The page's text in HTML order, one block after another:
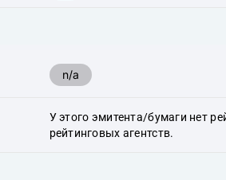
n/a
У этого эмитента/бумаги нет
рейтинговых агентств.